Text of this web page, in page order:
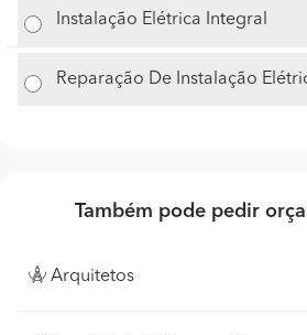
Instalação Elétrica Integral
Reparação De Instalação
Também pode pedir
Arquitetos